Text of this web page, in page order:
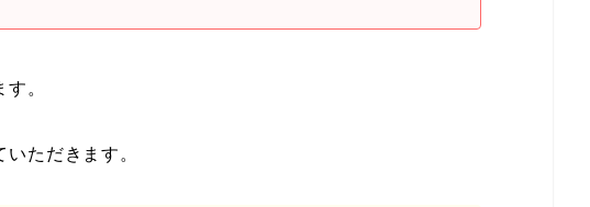
。
ただきます。